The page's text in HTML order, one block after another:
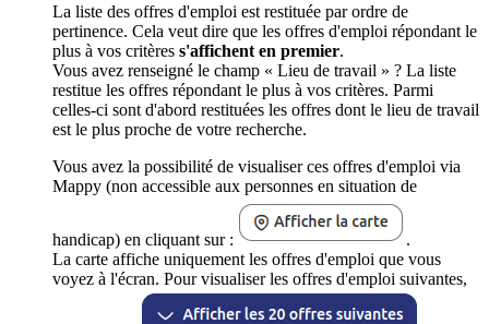
La liste des offres d'emploi est restituée par ordre de
pertinence. Cela veut dire que les offres d'emploi répondant le
plus à vos critères s'affichent en premier.
Vous avez renseigné le champ « Lieu de travail » ? La liste
restitue les offres répondant le plus à vos critères. Parmi
celles-ci sont d'abord restituées les offres dont le lieu de travail
est le plus proche de votre recherche.
Vous avez la possibilité de visualiser ces offres d'emploi via
Mappy (non accessible aux personnes en situation de
handicap) en cliquant sur :
.
La carte affiche uniquement les offres d'emploi que vous
voyez à l'écran. Pour visualiser les offres d'emploi suivantes,